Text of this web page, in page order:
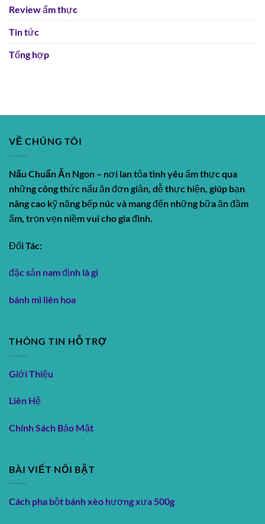
Review ẩm thực
Tin tức
Tổng hợp
VỀ CHÚNG TÔI
Nấu Chuẩn Ăn Ngon – nơi lan tỏa tình yêu ẩm thực qua
những công thức nấu ăn đơn giản, dễ thực hiện, giúp bạn
nâng cao kỹ năng bếp núc và mang đến những bữa ăn đầm
ấm, trọn vẹn niềm vui cho gia đình.
Đối Tác:
đặc sản nam định là gì
bánh mì liên hoa
THÔNG TIN HỖ TRỢ
Giới Thiệu
Liên Hệ
Chính Sách Bảo Mật
BÀI VIẾT NỔI BẬT
Cách pha bột bánh xèo hương xưa 500g